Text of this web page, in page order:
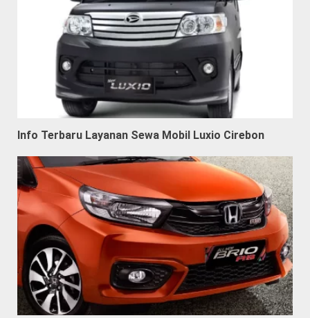
Info Terbaru Layanan Sewa Mobil Luxio Cirebon